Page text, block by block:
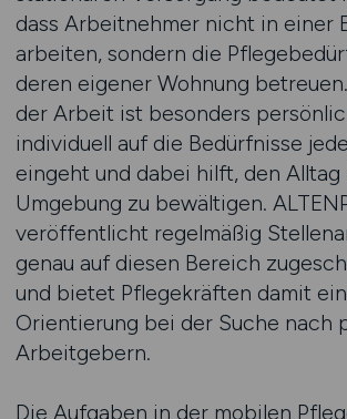
dass Arbeitnehmer nicht in einer
arbeiten, sondern die
deren eigener Wohnung
der Arbeit ist besonders
individuell auf die Bedürfnisse
eingeht und dabei hilft, den
Umgebung zu bewältigen.
veröffentlicht regelmäßig
genau auf diesen Bereich
und bietet Pflegekräften damit
Orientierung bei der Suche nach
Arbeitgebern.
Die Aufgaben in der mobilen